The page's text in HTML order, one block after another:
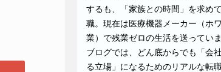
するも、「家族との時間」を求め
職。現在は医療機器メーカー（ホ
業）で残業ゼロの生活を送ってい
ブログでは、どん底からでも「会
る立場」になるためのリアルな転